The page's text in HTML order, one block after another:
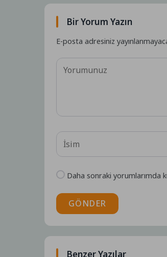
Bir Yorum Yazın
E-posta adresiniz
Daha sonraki yorumlarımda
GÖNDER
Benzer Yazılar